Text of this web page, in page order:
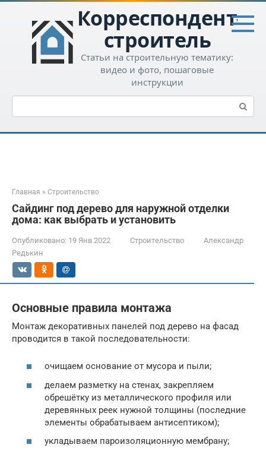
Перейти
контенту
Корреспондент-
строитель
Статьи на строительную тематику:
видео и фото, пошаговые
инструкции
Поиск:
Главная » Строительство
Сайдинг под дерево для наружной отделки
дома: как выбрать и установить
Опубликовано: 19 Янв 2022 Строительство
Александр
Редькин
Основные правила монтажа
Монтаж декоративных панелей под дерево на фасад
проводится в такой последовательности:
очищаем основание от мусора и пыли;
делаем разметку на стенах, закрепляем
обрешётку из металлического профиля или
деревянных реек нужной толщины (последние
элементы обрабатываем антисептиком);
укладываем пароизоляционную мембрану;